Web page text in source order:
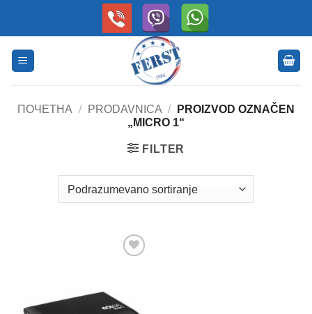
ПОЧЕТНА / PRODAVNICA /
PROIZVOD OZNAČEN
„MICRO 1“
FILTER